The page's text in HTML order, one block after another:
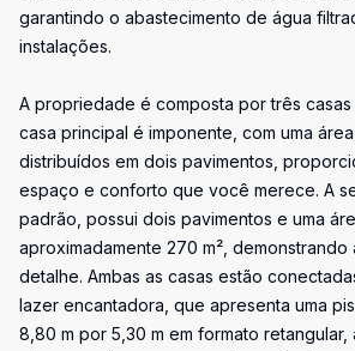
garantindo o abastecimento de água
instalações.
A propriedade é composta por três
casa principal é imponente, com uma
distribuídos em dois pavimentos,
espaço e conforto que você merece. A
padrão, possui dois pavimentos e uma
aproximadamente 270 m², demonstrando
detalhe. Ambas as casas estão
lazer encantadora, que apresenta uma
8,80 m por 5,30 m em formato retangular,